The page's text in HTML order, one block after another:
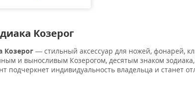
Козерог
Козерог — стильный аксессуар для ножей, фонарей,
и выносливым Козерогом, десятым знаком
подчеркнет индивидуальность владельца и станет